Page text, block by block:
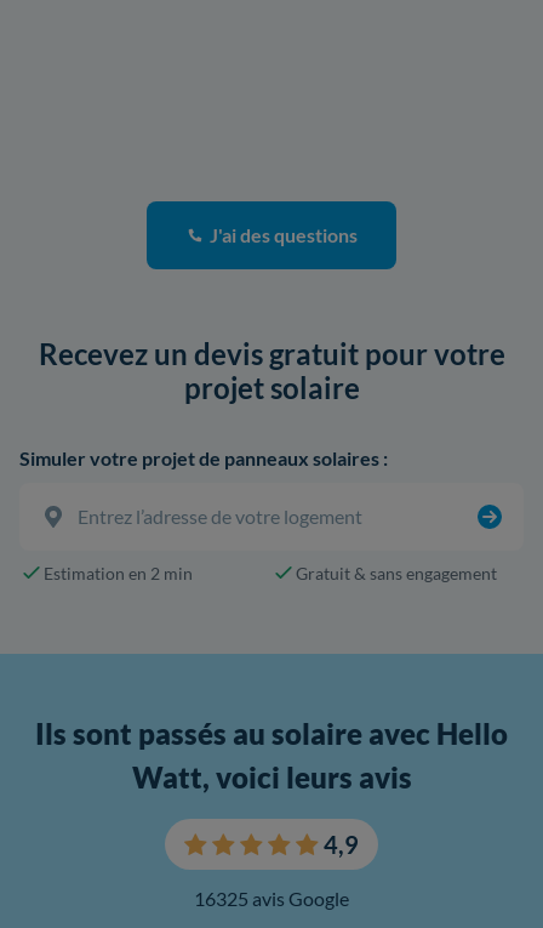
J'ai des questions
Recevez un devis gratuit pour votre
projet solaire
Simuler votre projet de panneaux solaires :
Estimation en 2 min Gratuit & sans engagement
Ils sont passés au solaire avec Hello
Watt, voici leurs avis
4,9
16325 avis Google